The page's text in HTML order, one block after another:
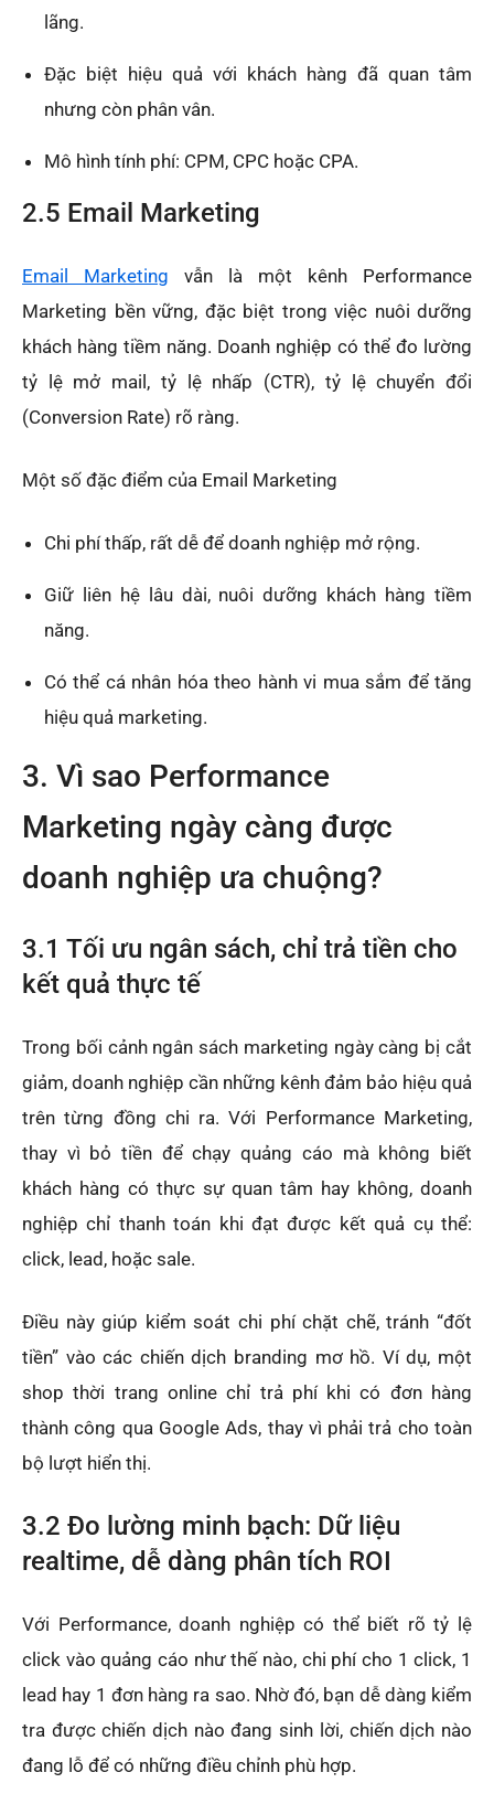
lãng.
Đặc biệt hiệu quả với khách hàng đã quan tâm
nhưng còn phân vân.
Mô hình tính phí: CPM, CPC hoặc CPA.
2.5 Email Marketing
Email Marketing vẫn là một kênh Performance
Marketing bền vững, đặc biệt trong việc nuôi dưỡng
khách hàng tiềm năng. Doanh nghiệp có thể đo lường
tỷ lệ mở mail, tỷ lệ nhấp (CTR), tỷ lệ chuyển đổi
(Conversion Rate) rõ ràng.
Một số đặc điểm của Email Marketing
Chi phí thấp, rất dễ để doanh nghiệp mở rộng.
Giữ liên hệ lâu dài, nuôi dưỡng khách hàng tiềm
năng.
Có thể cá nhân hóa theo hành vi mua sắm để tăng
hiệu quả marketing.
3. Vì sao Performance
Marketing ngày càng được
doanh nghiệp ưa chuộng?
3.1 Tối ưu ngân sách, chỉ trả tiền cho
kết quả thực tế
Trong bối cảnh ngân sách marketing ngày càng bị cắt
giảm, doanh nghiệp cần những kênh đảm bảo hiệu quả
trên từng đồng chi ra. Với Performance Marketing,
thay vì bỏ tiền để chạy quảng cáo mà không biết
khách hàng có thực sự quan tâm hay không, doanh
nghiệp chỉ thanh toán khi đạt được kết quả cụ thể:
click, lead, hoặc sale.
Điều này giúp kiểm soát chi phí chặt chẽ, tránh “đốt
tiền” vào các chiến dịch branding mơ hồ. Ví dụ, một
shop thời trang online chỉ trả phí khi có đơn hàng
thành công qua Google Ads, thay vì phải trả cho toàn
bộ lượt hiển thị.
3.2 Đo lường minh bạch: Dữ liệu
realtime, dễ dàng phân tích ROI
Với Performance, doanh nghiệp có thể biết rõ tỷ lệ
click vào quảng cáo như thế nào, chi phí cho 1 click, 1
lead hay 1 đơn hàng ra sao. Nhờ đó, bạn dễ dàng kiểm
tra được chiến dịch nào đang sinh lời, chiến dịch nào
đang lỗ để có những điều chỉnh phù hợp.